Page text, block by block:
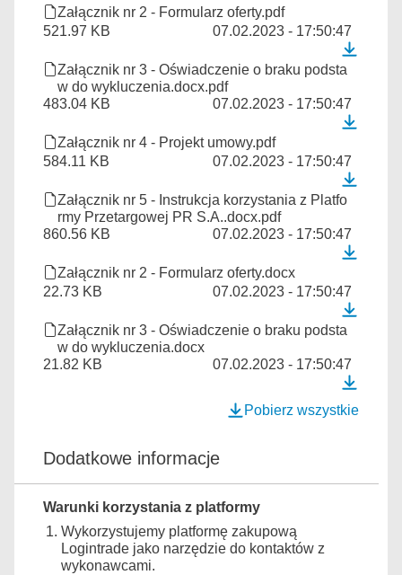
Załącznik nr 2 - Formularz oferty.pdf
521.97 KB
07.02.2023 - 17:50:47
Załącznik nr 3 - Oświadczenie o braku podsta
w do wykluczenia.docx.pdf
483.04 KB
07.02.2023 - 17:50:47
Załącznik nr 4 - Projekt umowy.pdf
584.11 KB
07.02.2023 - 17:50:47
Załącznik nr 5 - Instrukcja korzystania z Platfo
rmy Przetargowej PR S.A..docx.pdf
860.56 KB
07.02.2023 - 17:50:47
Załącznik nr 2 - Formularz oferty.docx
22.73 KB
07.02.2023 - 17:50:47
Załącznik nr 3 - Oświadczenie o braku podsta
w do wykluczenia.docx
21.82 KB
07.02.2023 - 17:50:47
Pobierz wszystkie
Dodatkowe informacje
Warunki korzystania z platformy
Wykorzystujemy platformę zakupową
Logintrade jako narzędzie do kontaktów z
wykonawcami.